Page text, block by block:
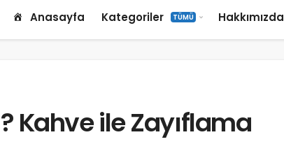
Anasayfa Kategoriler TÜMÜ Hakkımızda
Kahve ile Zayıflama